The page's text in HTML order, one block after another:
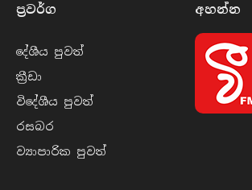
ප්‍රවර්​ග
දේශීය පුව​ත්
ක්‍රී​ඩා
විදේශීය පුව​ත්
රසබ​ර
ව්‍යාපාරික පුව​ත්
අහන්​න